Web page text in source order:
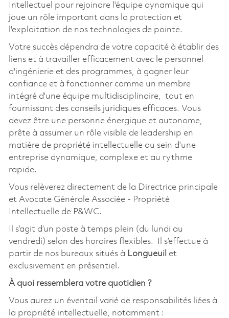
Intellectuel pour rejoindre l'équipe dynamique qui
joue un rôle important dans la protection et
l'exploitation de nos technologies de pointe.
Votre succès dépendra de votre capacité à établir des
liens et à travailler efficacement avec le personnel
d'ingénierie et des programmes, à gagner leur
confiance et à fonctionner comme un membre
intégré d'une équipe multidisciplinaire, tout en
fournissant des conseils juridiques efficaces. Vous
devez être une personne énergique et autonome,
prête à assumer un rôle visible de leadership en
matière de propriété intellectuelle au sein d'une
entreprise dynamique, complexe et au rythme
rapide.
Vous relèverez directement de la Directrice principale
et Avocate Générale Associée - Propriété
Intellectuelle de P&WC.
Il s’agit d’un poste à temps plein (du lundi au
vendredi) selon des horaires flexibles. Il s’effectue à
partir de nos bureaux situés à Longueuil et
exclusivement en présentiel.
À quoi ressemblera votre quotidien ?
Vous aurez un éventail varié de responsabilités liées à
la propriété intellectuelle, notamment :